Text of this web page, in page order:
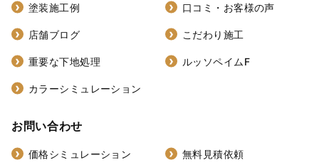
塗装施工例 口コミ・お客様の声
店舗ブログ こだわり施工
重要な下地処理 ルッソペイムF
カラーシミュレーション
お問い合わせ
価格シミュレーション 無料見積依頼